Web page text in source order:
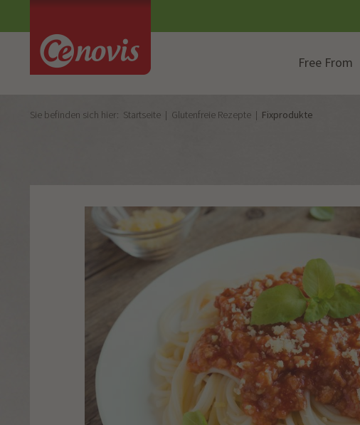
Free From
Sie befinden sich hier: Startseite Glutenfreie Rezepte Fixprodukte